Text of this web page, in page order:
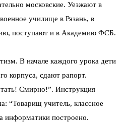
московские. Уезжают в
училище в Рязань, в
поступают и в Академию ФСБ.
В начале каждого урока дети
корпуса, сдают рапорт.
Смирно!”. Инструкция
“Товарищ учитель, классное
информатики построено.